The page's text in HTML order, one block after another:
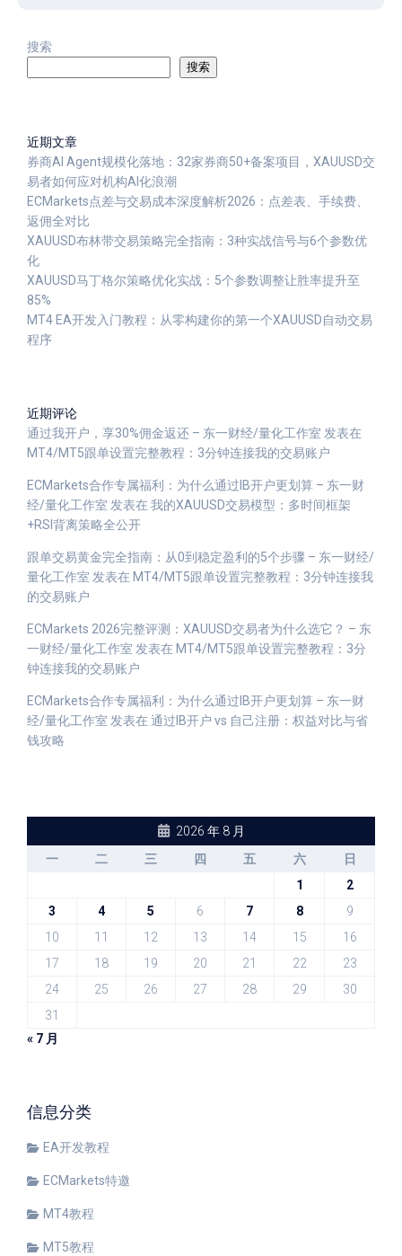
搜索
搜索
近期文章
券商AI Agent规模化落地：32家券商50+备案项目，XAUUSD交
易者如何应对机构AI化浪潮
ECMarkets点差与交易成本深度解析2026：点差表、手续费、
返佣全对比
XAUUSD布林带交易策略完全指南：3种实战信号与6个参数优
化
XAUUSD马丁格尔策略优化实战：5个参数调整让胜率提升至
85%
MT4 EA开发入门教程：从零构建你的第一个XAUUSD自动交易
程序
近期评论
通过我开户，享30%佣金返还 – 东一财经/量化工作室 发表在
MT4/MT5跟单设置完整教程：3分钟连接我的交易账户
ECMarkets合作专属福利：为什么通过IB开户更划算 – 东一财
经/量化工作室 发表在 我的XAUUSD交易模型：多时间框架
+RSI背离策略全公开
跟单交易黄金完全指南：从0到稳定盈利的5个步骤 – 东一财经/
量化工作室 发表在 MT4/MT5跟单设置完整教程：3分钟连接我
的交易账户
ECMarkets 2026完整评测：XAUUSD交易者为什么选它？ – 东
一财经/量化工作室 发表在 MT4/MT5跟单设置完整教程：3分
钟连接我的交易账户
ECMarkets合作专属福利：为什么通过IB开户更划算 – 东一财
经/量化工作室 发表在 通过IB开户 vs 自己注册：权益对比与省
钱攻略
2026 年 8 月
一
二 三 四 五 六
日
1
2
3
4 5 6 7 8
9
10
11 12 13 14 15
16
17
18 19 20 21 22
23
24
25 26 27 28 29
30
31
« 7 月
信息分类
EA开发教程
ECMarkets特邀
MT4教程
MT5教程